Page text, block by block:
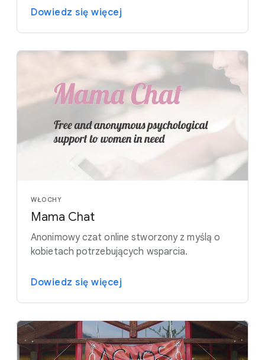
Dowiedz się więcej
WŁOCHY
Mama Chat
Anonimowy czat online stworzony z myślą o
kobietach potrzebujących wsparcia.
Dowiedz się więcej